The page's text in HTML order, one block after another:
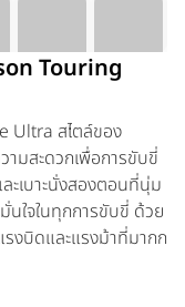
Touring
Ultra สไตล์ของ
มสะดวกเพื่อการขับขี่
ะเบาะนั่งสองตอนที่นุ่ม
นใจในทุกการขับขี่ ด้วย
รงบิดและแรงม้าที่มากก